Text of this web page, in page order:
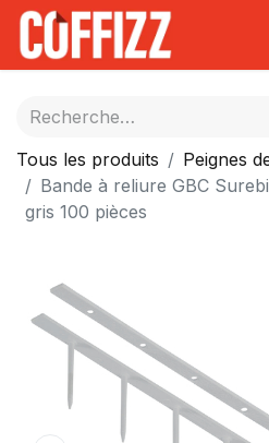
Tous les produits
Peignes
Bande à reliure GBC
gris 100 pièces